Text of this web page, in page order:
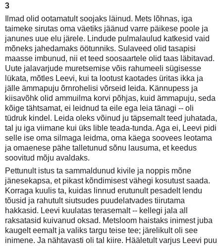
3
Ilmad olid ootamatult soojaks läinud. Mets lõhnas, iga
taimeke sirutas oma väetiks jäänud varre päikese poole ja
janunes uue elu järele. Lindude pulmalaulud katkesid vaid
mõneks jahedamaks öötunniks. Sulaveed olid tasapisi
maasse imbunud, nii et teed soosaartele olid taas läbitavad.
Uute jalavarjude muretsemise võis rahumeeli sügisesse
lükata, mõtles Leevi, kui ta lootust kaotades üritas ikka ja
jälle ämmapuju õrnrohelisi võrseid leida. Kännupess ja
kiisavõhk olid ammuilma korvi põhjas, kuid ämmapuju, seda
kõige tähtsamat, ei leidnud ta eile ega leia tänagi -- oli
tüdruk kindel. Leida oleks võinud ju täpsemalt teed juhatada,
tal ju iga viimane kui üks lible teada-tunda. Aga ei, Leevi pidi
selle ise oma silmaga leidma, oma käega soovees leotama
ja omaenese pähe talletunud sõnu lausuma, et keedus
soovitud mõju avaldaks.
Pettunult istus ta sammaldunud kivile ja noppis mõne
jänesekapsa, et pikast kõndimisest vähegi kosutust saada.
Korraga kuulis ta, kuidas linnud erutunult pesadelt lendu
tõusid ja rahutult siutsudes puudelatvades tiirutama
hakkasid. Leevi kuulatas terasemalt -- kellegi jala all
raksatasid kuivanud oksad. Metsloom haistaks inimest juba
kaugelt eemalt ja valiks targu teise tee; järelikult oli see
inimene. Ja nähtavasti oli tal kiire. Hääletult varjus Leevi puu